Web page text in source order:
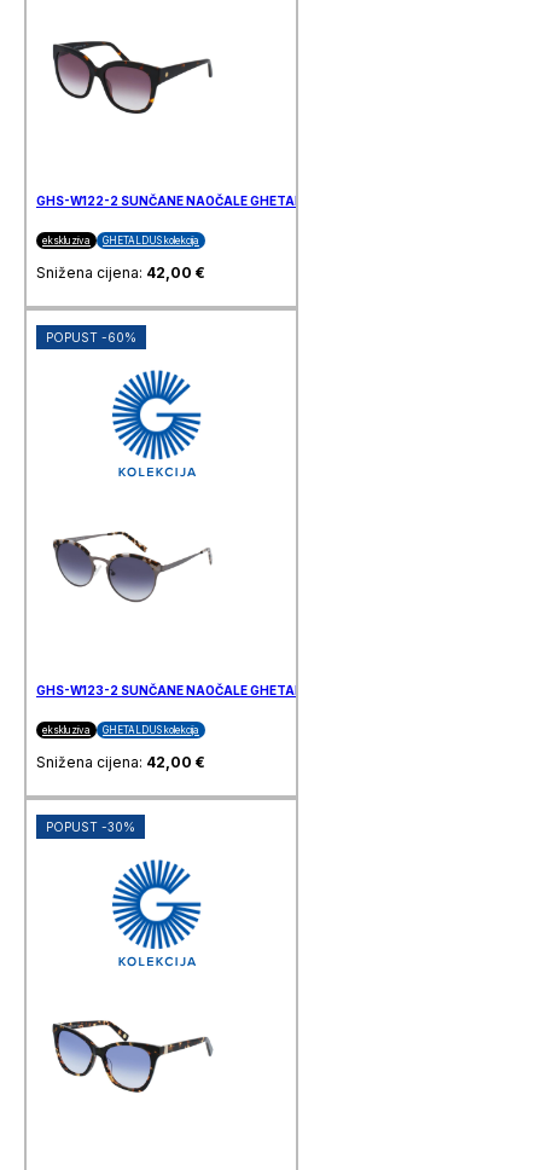
GHS-W122-2 SUNČANE NAOČALE GHETALDUS
ekskluziva GHETALDUS kolekcija
Snižena cijena: 42,00 €
POPUST -60%
GHS-W123-2 SUNČANE NAOČALE GHETALDUS
ekskluziva GHETALDUS kolekcija
Snižena cijena: 42,00 €
POPUST -30%